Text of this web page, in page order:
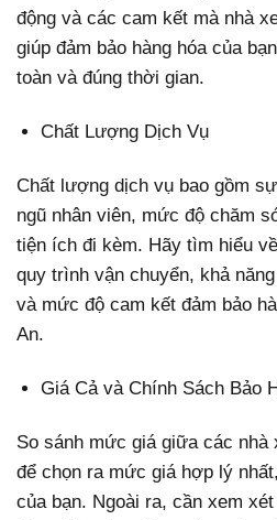
động và các cam kết mà nhà
giúp đảm bảo hàng hóa của
toàn và đúng thời gian.
Chất Lượng Dịch Vụ
Chất lượng dịch vụ bao gồm
ngũ nhân viên, mức độ chăm
tiện ích đi kèm. Hãy tìm hiểu
quy trình vận chuyển, khả
và mức độ cam kết đảm bảo
An.
Giá Cả và Chính Sách Bảo
So sánh mức giá giữa các nhà
để chọn ra mức giá hợp lý
của bạn. Ngoài ra, cần xem